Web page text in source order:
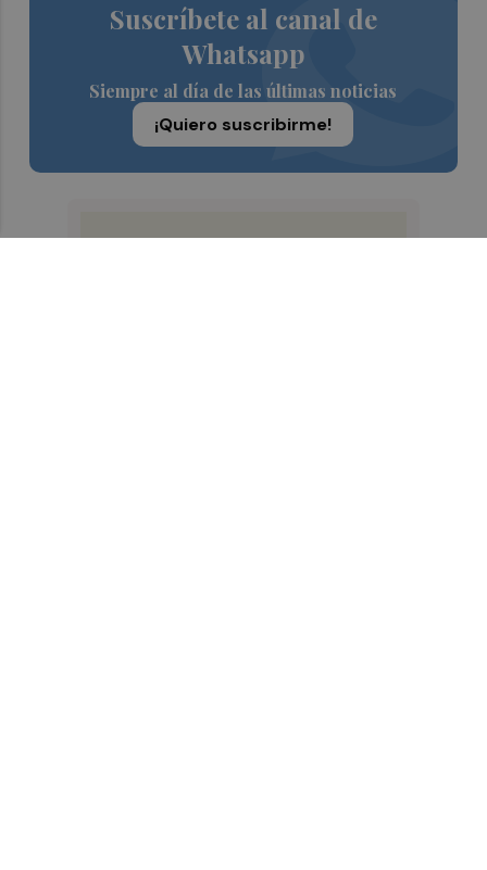
Suscríbete al canal de
Whatsapp
Siempre al día de las últimas noticias
¡Quiero suscribirme!